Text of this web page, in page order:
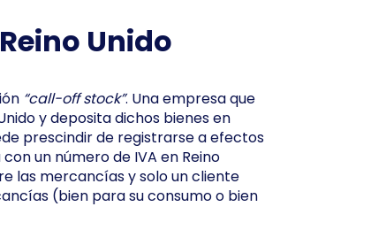
Unido
“call-off stock”. Una empresa que
y deposita dichos bienes en
prescindir de registrarse a efectos
un número de IVA en Reino
las mercancías y solo un cliente
(bien para su consumo o bien